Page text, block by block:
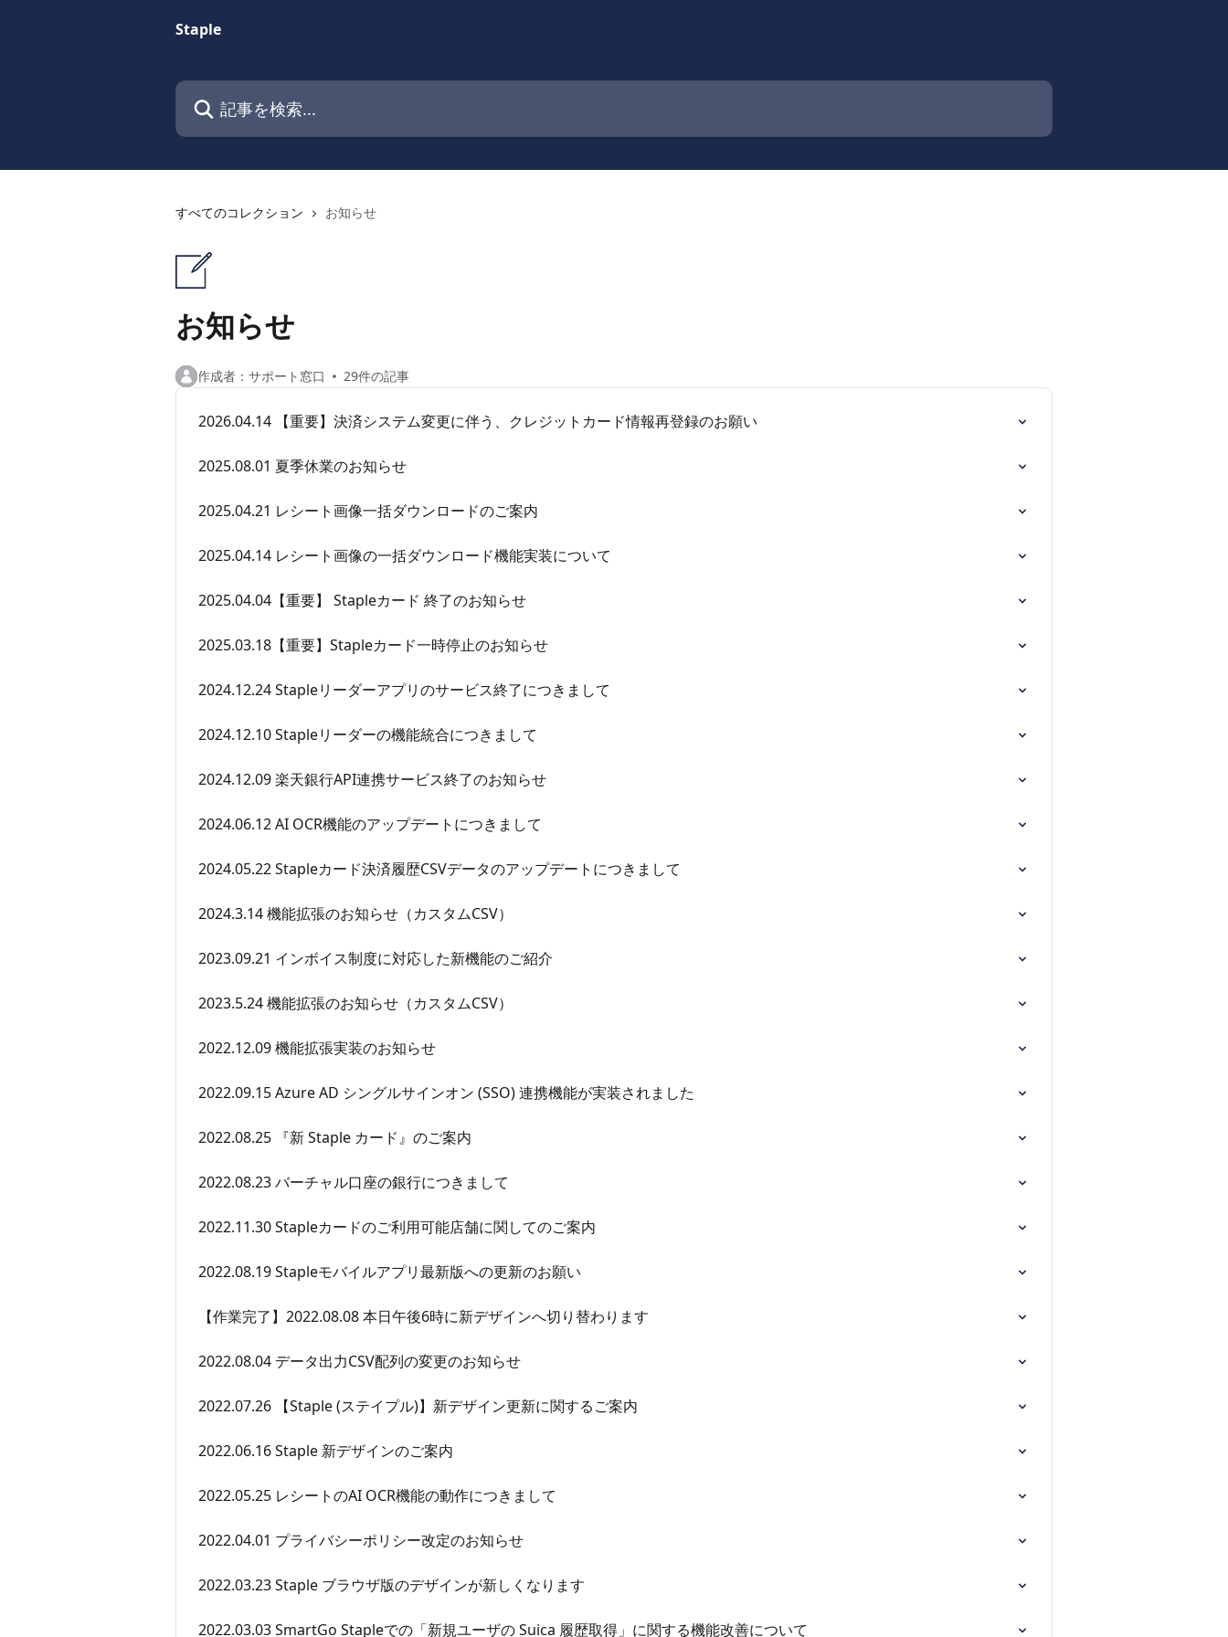
Staple
記事を検索...
すべてのコレクション お知らせ
お知らせ
作成者：サポート窓口 29件の記事
2026.04.14 【重要】決済システム変更に伴う、クレジットカード情報再登録のお願い
2025.08.01 夏季休業のお知らせ
2025.04.21 レシート画像一括ダウンロードのご案内
2025.04.14 レシート画像の一括ダウンロード機能実装について
2025.04.04【重要】 Stapleカード 終了のお知らせ
2025.03.18【重要】Stapleカード一時停止のお知らせ
2024.12.24 Stapleリーダーアプリのサービス終了につきまして
2024.12.10 Stapleリーダーの機能統合につきまして
2024.12.09 楽天銀行API連携サービス終了のお知らせ
2024.06.12 AI OCR機能のアップデートにつきまして
2024.05.22 Stapleカード決済履歴CSVデータのアップデートにつきまして
2024.3.14 機能拡張のお知らせ（カスタムCSV）
2023.09.21 インボイス制度に対応した新機能のご紹介
2023.5.24 機能拡張のお知らせ（カスタムCSV）
2022.12.09 機能拡張実装のお知らせ
2022.09.15 Azure AD シングルサインオン (SSO) 連携機能が実装されました
2022.08.25 『新 Staple カード』のご案内
2022.08.23 バーチャル口座の銀行につきまして
2022.11.30 Stapleカードのご利用可能店舗に関してのご案内
2022.08.19 Stapleモバイルアプリ最新版への更新のお願い
【作業完了】2022.08.08 本日午後6時に新デザインへ切り替わります
2022.08.04 データ出力CSV配列の変更のお知らせ
2022.07.26 【Staple (ステイプル)】新デザイン更新に関するご案内
2022.06.16 Staple 新デザインのご案内
2022.05.25 レシートのAI OCR機能の動作につきまして
2022.04.01 プライバシーポリシー改定のお知らせ
2022.03.23 Staple ブラウザ版のデザインが新しくなります
2022.03.03 SmartGo Stapleでの「新規ユーザの Suica 履歴取得」に関する機能改善について